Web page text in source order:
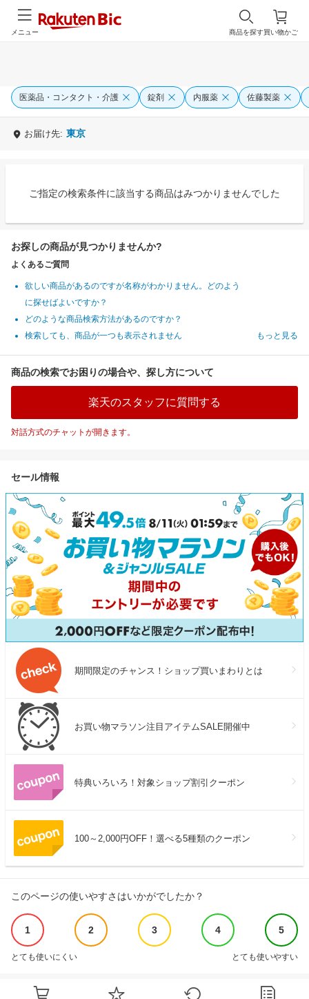
買い物かご
商品を探す
メニュー
医薬品・コンタクト・介護 錠剤 内服薬 佐藤製薬
お届け先: 東京
ご指定の検索条件に該当する商品はみつかりませんでした
お探しの商品が見つかりませんか?
よくあるご質問
欲しい商品があるのですが名称がわかりません。どのよう
に探せばよいですか？
どのような商品検索方法があるのですか？
検索しても、商品が一つも表示されません
もっと見る
商品の検索でお困りの場合や、探し方について
楽天のスタッフに質問する
対話方式のチャットが開きます。
セール情報
期間限定のチャンス！ショップ買いまわりとは
お買い物マラソン注目アイテムSALE開催中
特典いろいろ！対象ショップ割引クーポン
100～2,000円OFF！選べる5種類のクーポン
このページの使いやすさはいかがでしたか？
1 2 3 4 5
とても使いにくい とても使いやすい